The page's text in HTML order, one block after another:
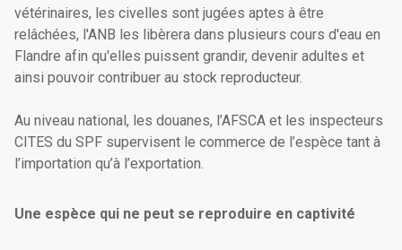
vétérinaires, les civelles sont jugées aptes à être
relâchées, l'ANB les libèrera dans plusieurs cours d'eau en
Flandre afin qu'elles puissent grandir, devenir adultes et
ainsi pouvoir contribuer au stock reproducteur.
Au niveau national, les douanes, l’AFSCA et les inspecteurs
CITES du SPF supervisent le commerce de l’espèce tant à
l’importation qu’à l’exportation.
Une espèce qui ne peut se reproduire en captivité